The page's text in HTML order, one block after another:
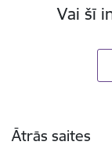
Vai šī
Ātrās saites